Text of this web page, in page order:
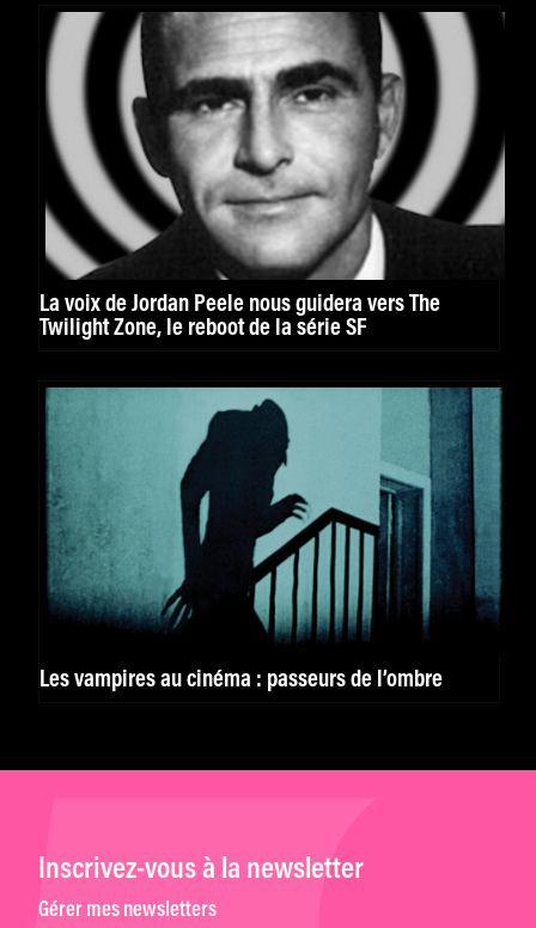
La voix de Jordan Peele nous guidera vers The
Twilight Zone, le reboot de la série SF
Les vampires au cinéma : passeurs de l’ombre
Inscrivez-vous à la newsletter
Gérer mes newsletters